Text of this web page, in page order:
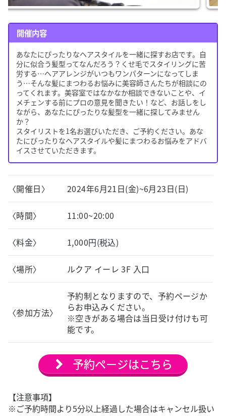
開催内容
あなたにぴったりなヘアスタイルを一緒に探すお店です。自
分に似合う髪型ってなんだろう？くせ毛でスタイリングに苦
労する…ヘアアレンジがいつもワンパターンになってしま
う…そんな髪にまつわるお悩みに美容師さんたちが相談にの
ってくれます。美容室ではなかなか相談できないことや、イ
メチェンする前にプロの意見を聞きたい！など、お話しをし
ながら、あなたにぴったりな髪型を一緒に探してみません
か？
スタイリストを1名お選びいただき、ご予約ください。あな
たにぴったりなヘアスタイルや髪にまつわるお悩みをアドバ
イスさせていただきます。
〈開催日〉 2024年6月21日(金)~6月23日(日)
〈時間〉 11:00~20:00
〈料金〉 1,000円(税込)
〈場所〉 ルクア イーレ 3F 入口
〈参加方法〉
予約制となりますので、予約ページか
らお申込みください。
※空きがある場合は当日受け付けも可
能です。
予約ページはこちら
【注意事項】
※ご予約時間より5分以上経過した場合はキャンセル扱い